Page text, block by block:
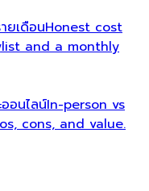
ยเดือนHonest cost
and a monthly
อนไลน์In-person vs
cons, and value.